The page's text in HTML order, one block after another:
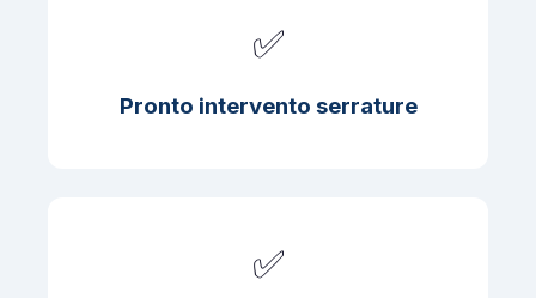
✅
Pronto intervento serrature
✅